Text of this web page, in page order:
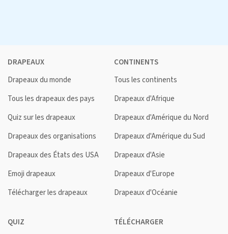
DRAPEAUX
Drapeaux du monde
Tous les drapeaux des pays
Quiz sur les drapeaux
Drapeaux des organisations
Drapeaux des États des USA
Emoji drapeaux
Télécharger les drapeaux
CONTINENTS
Tous les continents
Drapeaux d'Afrique
Drapeaux d'Amérique du Nord
Drapeaux d'Amérique du Sud
Drapeaux d'Asie
Drapeaux d'Europe
Drapeaux d'Océanie
QUIZ
TÉLÉCHARGER